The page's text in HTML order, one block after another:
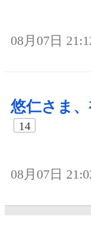
08月07日
悠仁さま、
14
08月07日